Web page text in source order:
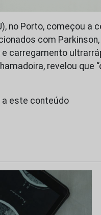
no Porto, começou a
com
carregamento
revelou que
a este conteúdo